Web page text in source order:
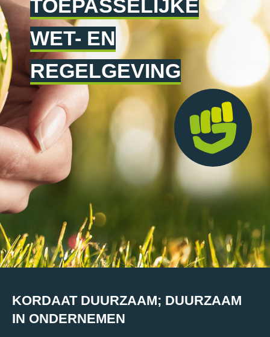
TOEPASSELIJKE
WET- EN
REGELGEVING
KORDAAT DUURZAAM; DUURZAAM
IN ONDERNEMEN